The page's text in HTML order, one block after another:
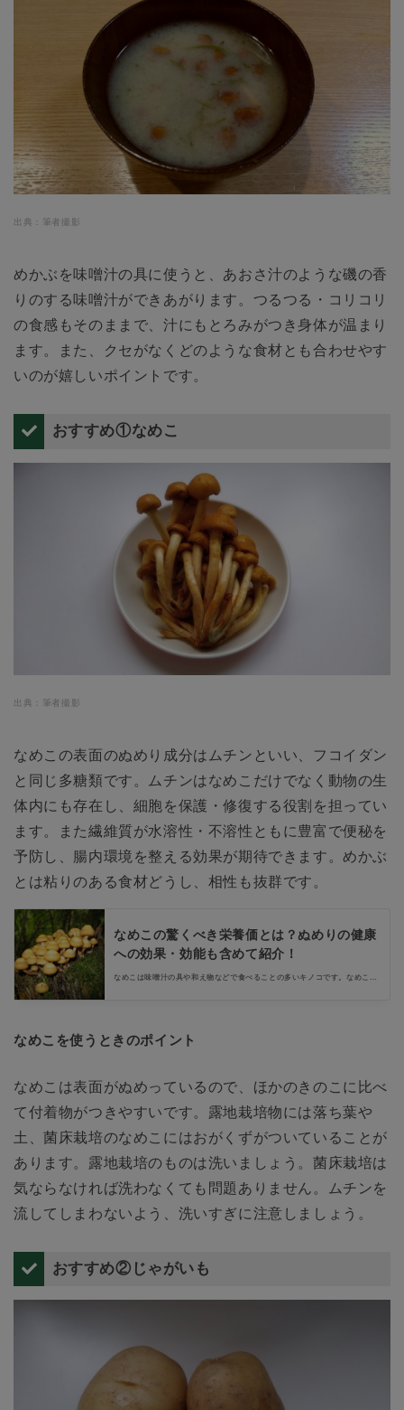
出典：筆者撮影
めかぶを味噌汁の具に使うと、あおさ汁のような磯の香
りのする味噌汁ができあがります。つるつる・コリコリ
の食感もそのままで、汁にもとろみがつき身体が温まり
ます。また、クセがなくどのような食材とも合わせやす
いのが嬉しいポイントです。
おすすめ①なめこ
出典：筆者撮影
なめこの表面のぬめり成分はムチンといい、フコイダン
と同じ多糖類です。ムチンはなめこだけでなく動物の生
体内にも存在し、細胞を保護・修復する役割を担ってい
ます。また繊維質が水溶性・不溶性ともに豊富で便秘を
予防し、腸内環境を整える効果が期待できます。めかぶ
とは粘りのある食材どうし、相性も抜群です。
なめこの驚くべき栄養価とは？ぬめりの健康
への効果・効能も含めて紹介！
なめこは味噌汁の具や和え物などで食べることの多いキノコです。なめこは
なめこを使うときのポイント
なめこは表面がぬめっているので、ほかのきのこに比べ
て付着物がつきやすいです。露地栽培物には落ち葉や
土、菌床栽培のなめこにはおがくずがついていることが
あります。露地栽培のものは洗いましょう。菌床栽培は
気ならなければ洗わなくても問題ありません。ムチンを
流してしまわないよう、洗いすぎに注意しましょう。
おすすめ②じゃがいも